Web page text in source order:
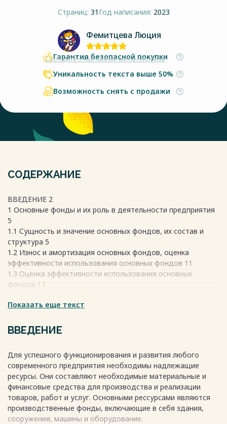
Страниц: 31 Год написания: 2023
Фемитцева Люция
Сообщить о нарушении авторских прав
Гарантия безопасной покупки
Уникальность текста выше 50%
Возможность снять с продажи
СОДЕРЖАНИЕ
ВВЕДЕНИЕ 2
1 Основные фонды и их роль в деятельности предприятия
5
1.1 Сущность и значение основных фондов, их состав и
структура 5
1.2 Износ и амортизация основных фондов, оценка
эффективности использования основных фондов 11
1.3 Оценка эффективности использования основных
фондов 17
2.1 Фирменное досье предприятия 20
ЗАКЛЮЧЕНИЕ 29
БИБЛИОГРАФИЧЕСКИЙ СПИСОК 30
Показать еще текст
ВВЕДЕНИЕ
Для успешного функционирования и развития любого
современного предприятия необходимы надлежащие
ресурсы. Они составляют необходимые материальные и
финансовые средства для производства и реализации
товаров, работ и услуг. Основными рессурсами являются
производственные фонды, включающие в себя здания,
сооружения, машины и оборудование.